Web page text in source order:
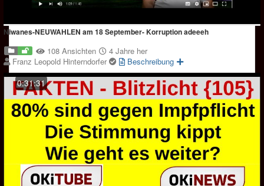
Niwanes-NEUWAHLEN am 18 September- Korruption adeeeh
108 Ansichten
4 Jahre her
Franz Leopold Hinterndorfer
Beschreibung
0:31:31